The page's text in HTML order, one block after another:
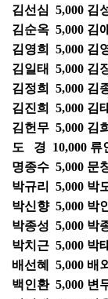
김선심 5,000 김
김순옥 5,000 김
김영희 5,000 김
김일태 5,000 김
김정희 5,000 김
김진희 5,000 김
김헌무 5,000 김
도 경 10,000 류
명종수 5,000 문
박규리 5,000 박
박신향 5,000 박
박종성 5,000 박
박치근 5,000 박
배선혜 5,000 배
백인환 5,000 변